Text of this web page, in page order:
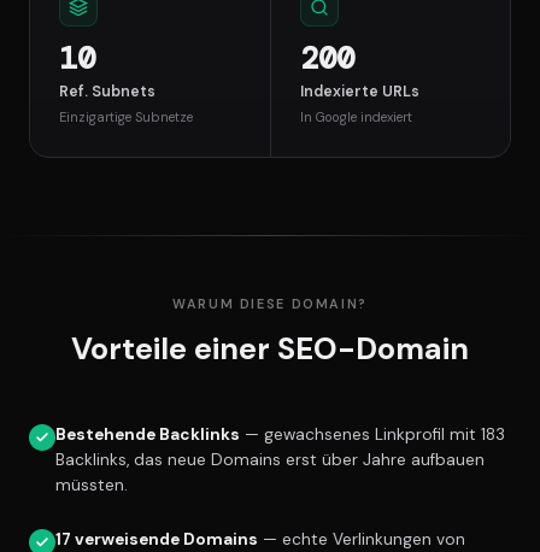
10
Ref. Subnets
Einzigartige Subnetze
200
Indexierte URLs
In Google indexiert
WARUM DIESE DOMAIN?
Vorteile einer SEO-Domain
Bestehende Backlinks — gewachsenes Linkprofil mit 183
Backlinks, das neue Domains erst über Jahre aufbauen
müssten.
17 verweisende Domains — echte Verlinkungen von